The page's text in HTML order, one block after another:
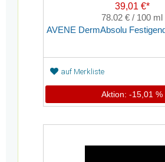
39,01 €*
78.02 € / 100 ml
auf Merkliste
Aktion: -15,01 %